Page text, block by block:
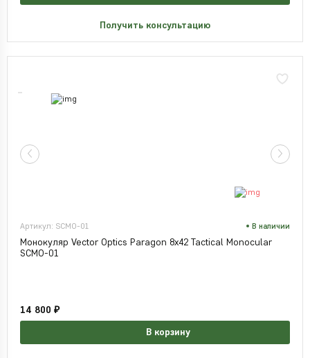
Получить консультацию
Артикул: SCMO-01 В наличии
Монокуляр Vector Optics Paragon 8x42 Tactical Monocular
SCMO-01
14 800 ₽
В корзину